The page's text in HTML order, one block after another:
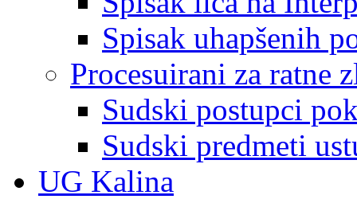
Spisak uhapšenih
Procesuirani za ratne
Sudski postupci
Sudski predmeti
UG Kalina